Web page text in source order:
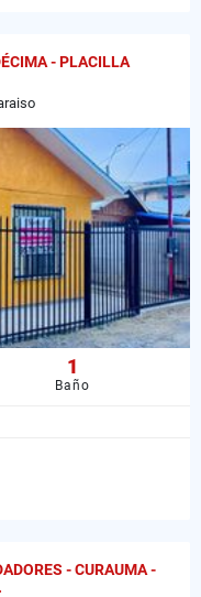
- PLACILLA
1
Baño
- CURAUMA -